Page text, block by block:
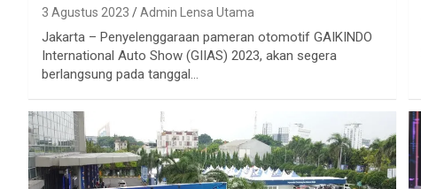
3 Agustus 2023 Admin Lensa Utama
Jakarta – Penyelenggaraan pameran otomotif GAIKINDO
International Auto Show (GIIAS) 2023, akan segera
berlangsung pada tanggal…